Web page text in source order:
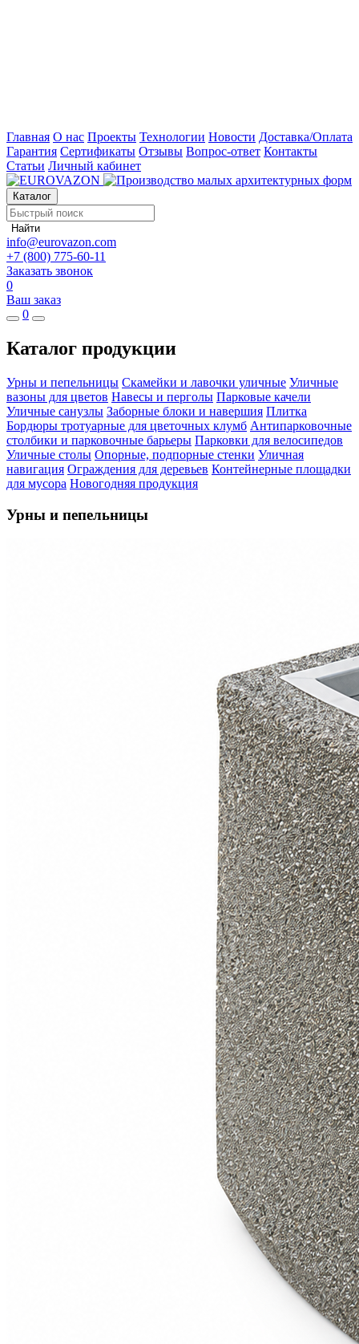
Главная О нас Проекты Технологии Новости Доставка/Оплата
Гарантия Сертификаты Отзывы Вопрос-ответ Контакты
Статьи Личный кабинет
Каталог
Найти
info@eurovazon.com
+7 (800) 775-60-11
Заказать звонок
0
Ваш заказ
0
Каталог продукции
Урны и пепельницы Скамейки и лавочки уличные Уличные
вазоны для цветов Навесы и перголы Парковые качели
Уличные санузлы Заборные блоки и навершия Плитка
Бордюры тротуарные для цветочных клумб Антипарковочные
столбики и парковочные барьеры Парковки для велосипедов
Уличные столы Опорные, подпорные стенки Уличная
навигация Ограждения для деревьев Контейнерные площадки
для мусора Новогодняя продукция
Урны и пепельницы